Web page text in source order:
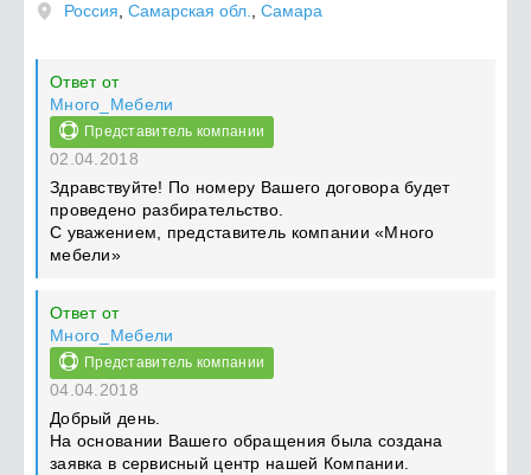
Россия Самарская обл. Самара
Ответ от
Много_Мебели
Представитель компании
02.04.2018
Здравствуйте! По номеру Вашего договора будет
проведено разбирательство.
С уважением, представитель компании «Много
мебели»
Ответ от
Много_Мебели
Представитель компании
04.04.2018
Добрый день.
На основании Вашего обращения была создана
заявка в сервисный центр нашей Компании.